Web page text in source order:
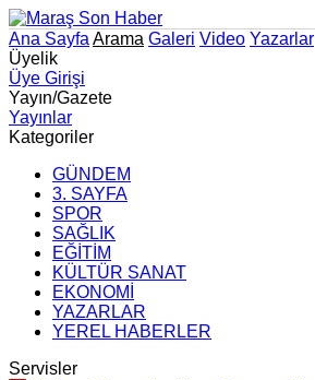
Ana Sayfa Arama Galeri Video Yazarlar
Üyelik
Üye Girişi
Yayın/Gazete
Yayınlar
Kategoriler
GÜNDEM
3. SAYFA
SPOR
SAĞLIK
EĞİTİM
KÜLTÜR SANAT
EKONOMİ
YAZARLAR
YEREL HABERLER
Servisler